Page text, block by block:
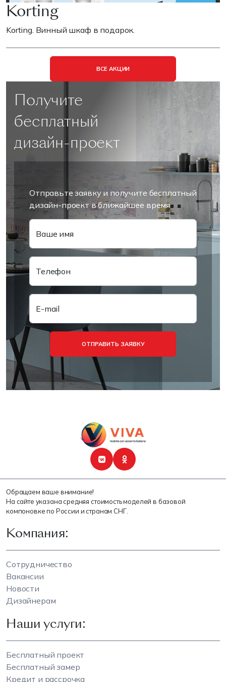
Korting
Korting. Винный шкаф в подарок.
ВСЕ АКЦИИ
Получите
бесплатный
дизайн-проект
Отправьте заявку и получите бесплатный
дизайн-проект в ближайшее время
Ваше имя
Телефон
E-mail
ОТПРАВИТЬ ЗАЯВКУ
Обращаем ваше внимание!
На сайте указана средняя стоимость моделей в базовой
компоновке по России и странам СНГ.
Компания:
Сотрудничество
Вакансии
Новости
Дизайнерам
Наши услуги:
Бесплатный проект
Бесплатный замер
Кредит и рассрочка